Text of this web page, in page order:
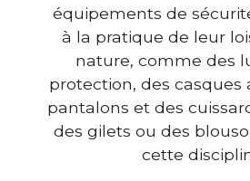
équipements de
à la pratique de leur
nature, comme des
protection, des casques
pantalons et des
des gilets ou des
cette